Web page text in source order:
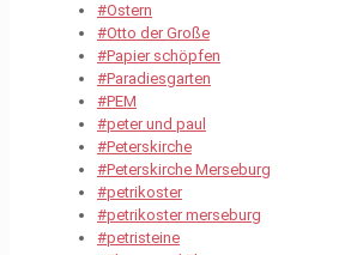
#Ostern
#Otto der Große
#Papier schöpfen
#Paradiesgarten
#PEM
#peter und paul
#Peterskirche
#Peterskirche Merseburg
#petrikoster
#petrikoster merseburg
#petristeine